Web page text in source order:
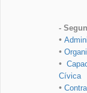
-
•
•
•
Cívica
•